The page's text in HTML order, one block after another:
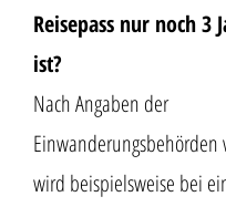
Reisepass nur noch 3
ist?
Nach Angaben der
Einwanderungsbehörden
wird beispielsweise bei